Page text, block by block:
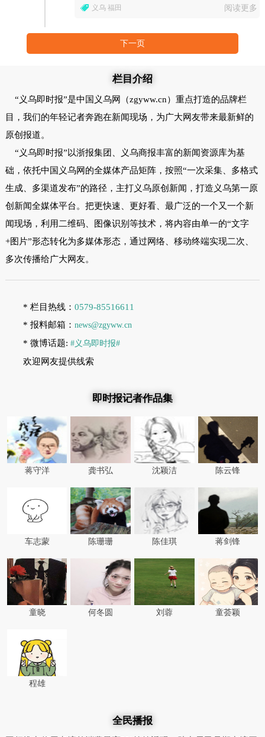
义乌 福田 阅读更多
下一页
栏目介绍
“义乌即时报”是中国义乌网（zgyww.cn）重点打造的品牌栏
目，我们的年轻记者奔跑在新闻现场，为广大网友带来最新鲜的
原创报道。
“义乌即时报”以浙报集团、义乌商报丰富的新闻资源库为基
础，依托中国义乌网的全媒体产品矩阵，按照“一次采集、多格式
生成、多渠道发布”的路径，主打义乌原创新闻，打造义乌第一原
创新闻全媒体平台。把更快速、更好看、最广泛的一个又一个新
闻现场，利用二维码、图像识别等技术，将内容由单一的“文字
+图片”形态转化为多媒体形态，通过网络、移动终端实现二次、
多次传播给广大网友。
* 栏目热线： 0579-85516611
* 报料邮箱： news@zgyww.cn
* 微博话题: #义乌即时报#
欢迎网友提供线索
即时报记者作品集
蒋守洋 龚书弘 沈颖洁 陈云锋
车志蒙 陈珊珊 陈佳琪 蒋剑锋
童晓 何冬圆 刘蓉 童荟颖
程雄
全民播报